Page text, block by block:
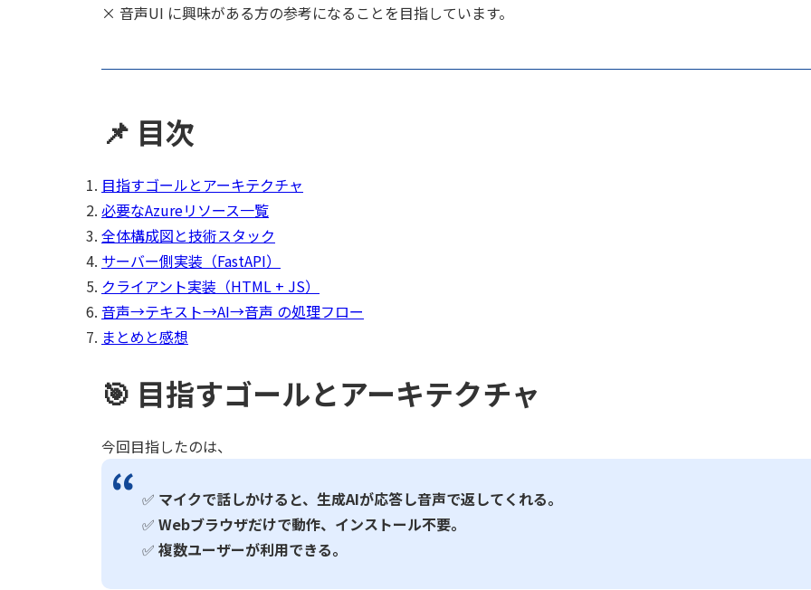
× 音声UI に興味がある方の参考になることを目指しています。
📌 目次
目指すゴールとアーキテクチャ
必要なAzureリソース一覧
全体構成図と技術スタック
サーバー側実装（FastAPI）
クライアント実装（HTML + JS）
音声→テキスト→AI→音声 の処理フロー
まとめと感想
🎯 目指すゴールとアーキテクチャ
今回目指したのは、
✅ マイクで話しかけると、生成AIが応答し音声で返してくれる。
✅ Webブラウザだけで動作、インストール不要。
✅ 複数ユーザーが利用できる。